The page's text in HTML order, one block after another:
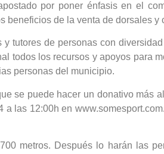
por poner énfasis en el
beneficios de la venta de dorsales y
tutores de personas con
todos los recursos y apoyos para
personas del municipio.
se puede hacer un donativo más
las 12:00h en
metros. Después lo harán las